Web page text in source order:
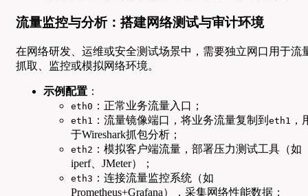
流量监控与分析：搭建网络测试与审计环境
在网络研发、运维或安全测试场景中，需要独立网口用于流
抓取、监控或模拟网络环境。
示例配置 ：
eth0 ：正常业务流量入口；
eth1 ：流量镜像端口，将业务流量复制到 eth1 ，
于Wireshark抓包分析；
eth2 ：模拟客户端流量，部署压力测试工具（如
iperf、JMeter）；
eth3 ：连接流量监控系统（如
Prometheus+Grafana），采集网络性能数据；